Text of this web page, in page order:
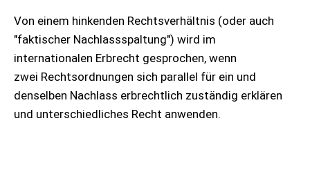
Von einem hinkenden Rechtsverhältnis (oder auch
"faktischer Nachlassspaltung") wird im
internationalen Erbrecht gesprochen, wenn
zwei Rechtsordnungen sich parallel für ein und
denselben Nachlass erbrechtlich zuständig erklären
und unterschiedliches Recht anwenden.